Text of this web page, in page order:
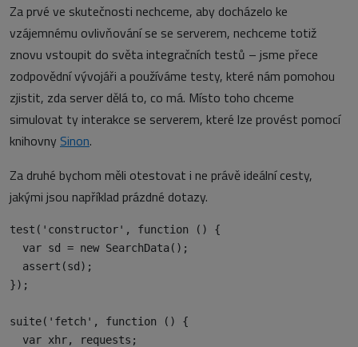
Za prvé ve skutečnosti nechceme, aby docházelo ke
vzájemnému ovlivňování se se serverem, nechceme totiž
znovu vstoupit do světa integračních testů – jsme přece
zodpovědní vývojáři a používáme testy, které nám pomohou
zjistit, zda server dělá to, co má. Místo toho chceme
simulovat ty interakce se serverem, které lze provést pomocí
knihovny Sinon.
Za druhé bychom měli otestovat i ne právě ideální cesty,
jakými jsou například prázdné dotazy.
test('constructor', function () {
  var sd = new SearchData();
  assert(sd);
});
suite('fetch', function () {
  var xhr, requests;